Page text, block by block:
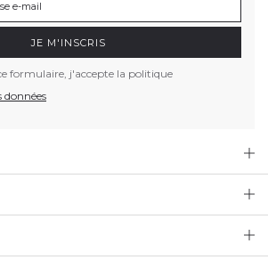
JE M'INSCRIS
formulaire, j'accepte la politique
données